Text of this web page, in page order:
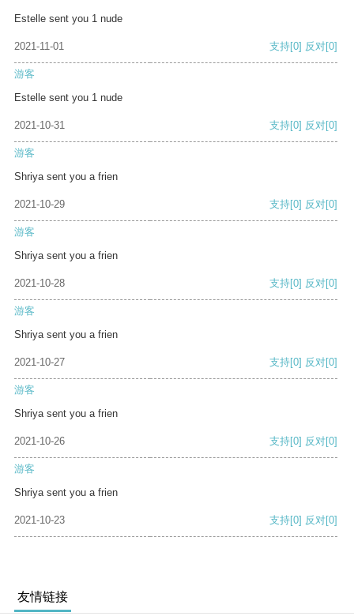
Estelle sent you 1 nude
2021-11-01 支持[0] 反对[0]
游客
Estelle sent you 1 nude
2021-10-31 支持[0] 反对[0]
游客
Shriya sent you a frien
2021-10-29 支持[0] 反对[0]
游客
Shriya sent you a frien
2021-10-28 支持[0] 反对[0]
游客
Shriya sent you a frien
2021-10-27 支持[0] 反对[0]
游客
Shriya sent you a frien
2021-10-26 支持[0] 反对[0]
游客
Shriya sent you a frien
2021-10-23 支持[0] 反对[0]
友情链接